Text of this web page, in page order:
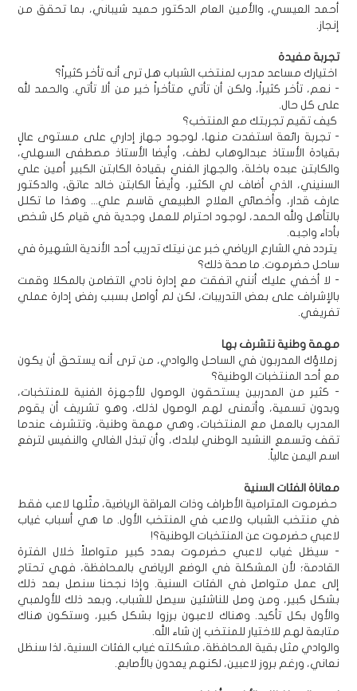
أحمد العيسي، والأمين العام الدكتور حميد شيباني، بما تحقق من
إنجاز.
تجربة مفيدة
اختيارك مساعد مدرب لمنتخب الشباب هل ترى أنه تأخر كثيراً؟
- نعم، تأخر كثيراً، ولكن أن تأتي متأخراً خير من ألا تأتي. والحمد لله
على كل حال.
كيف تقيم تجربتك مع المنتخب؟
- تجربة رائعة استفدت منها، لوجود جهاز إداري على مستوى عالٍ
بقيادة الأستاذ عبدالوهاب لطف، وأيضا الأستاذ مصطفى السهلي،
والكابتن عبده باخلة، والجهاز الفني بقيادة الكابتن الكبير أمين علي
السنيني، الذي أضاف لي الكثير، وأيضاً الكابتن خالد عاتق، والدكتور
عارف قدار، وأخصائي العلاج الطبيعي قاسم علي... وهذا ما تكلل
بالتأهل ولله الحمد، لوجود احترام للعمل وجدية في قيام كل شخص
بأداء واجبه.
يتردد في الشارع الرياضي خبر عن نيتك تدريب أحد الأندية الشهيرة في
ساحل حضرموت. ما صحة ذلك؟
- لا أخفي عليك أنني اتفقت مع إدارة نادي التضامن بالمكلا وقمت
بالإشراف على بعض التدريبات، لكن لم أواصل بسبب رفض إدارة عملي
تفريغي.
مهمة وطنية نتشرف بها
زملاؤك المدربون في الساحل والوادي، من ترى أنه يستحق أن يكون
مع أحد المنتخبات الوطنية؟
- كثير من المدربين يستحقون الوصول للأجهزة الفنية للمنتخبات،
وبدون تسمية، وأتمنى لهم الوصول لذلك، وهو تشريف أن يقوم
المدرب بالعمل مع المنتخبات، وهي مهمة وطنية، وتتشرف عندما
تقف وتسمع النشيد الوطني لبلدك، وأن تبذل الغالي والنفيس لترفع
اسم اليمن عالياً.
معاناة الفئات السنية
حضرموت المترامية الأطراف وذات العراقة الرياضية، مثّلها لاعب فقط
في منتخب الشباب ولاعب في المنتخب الأول. ما هي أسباب غياب
لاعبي حضرموت عن المنتخبات الوطنية؟!
- سيظل غياب لاعبي حضرموت بعدد كبير متواصلاً خلال الفترة
القادمة؛ لأن المشكلة في الوضع الرياضي بالمحافظة، فهي تحتاج
إلى عمل متواصل في الفئات السنية. وإذا نجحنا سنصل بعد ذلك
بشكل كبير، ومن وصل للناشئين سيصل للشباب، وبعد ذلك للأولمبي
والأول بكل تأكيد. وهناك لاعبون برزوا بشكل كبير، وستكون هناك
متابعة لهم للاختيار للمنتخب إن شاء الله.
والوادي مثل بقية المحافظة، مشكلته غياب الفئات السنية، لذا سنظل
نعاني، ورغم بروز لاعبين، لكنهم يعدون بالأصابع.